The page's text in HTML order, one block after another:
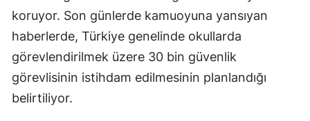
koruyor. Son günlerde kamuoyuna yansıyan
haberlerde, Türkiye genelinde okullarda
görevlendirilmek üzere 30 bin güvenlik
görevlisinin istihdam edilmesinin planlandığı
belirtiliyor.